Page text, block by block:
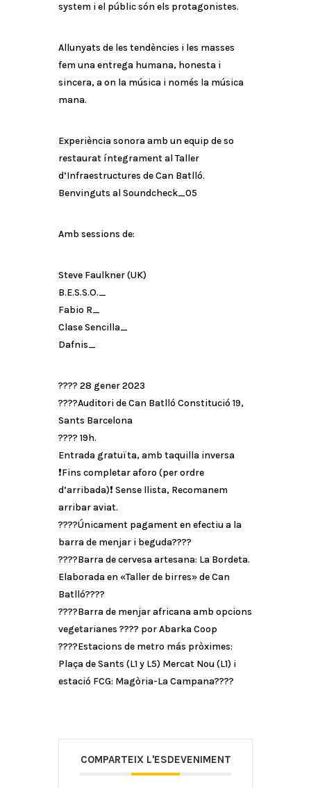
system i el públic són els protagonistes.
Allunyats de les tendències i les masses
fem una entrega humana, honesta i
sincera, a on la música i només la música
mana.
Experiència sonora amb un equip de so
restaurat íntegrament al Taller
d’Infraestructures de Can Batlló.
Benvinguts al Soundcheck_05
Amb sessions de:
Steve Faulkner (UK)
B.E.S.S.O._
Fabio R_
Clase Sencilla_
Dafnis_
???? 28 gener 2023
????Auditori de Can Batlló Constitució 19,
Sants Barcelona
???? 19h.
Entrada gratuïta, amb taquilla inversa
❗️Fins completar aforo (per ordre
d’arribada)❗️ Sense llista, Recomanem
arribar aviat.
????Únicament pagament en efectiu a la
barra de menjar i beguda????
????Barra de cervesa artesana: La Bordeta.
Elaborada en «Taller de birres» de Can
Batlló????
????Barra de menjar africana amb opcions
vegetarianes ???? por Abarka Coop
????Estacions de metro más pròximes:
Plaça de Sants (L1 y L5) Mercat Nou (L1) i
estació FCG: Magòria-La Campana????
COMPARTEIX L'ESDEVENIMENT